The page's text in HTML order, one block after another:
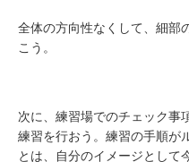
全体の方向性なくして、細部
こう。
次に、練習場でのチェック事
練習を行おう。練習の手順が
とは、自分のイメージとして